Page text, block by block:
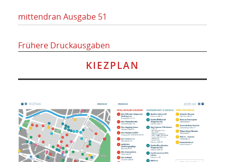
mittendran Ausgabe 51
Frühere Druckausgaben
KIEZPLAN